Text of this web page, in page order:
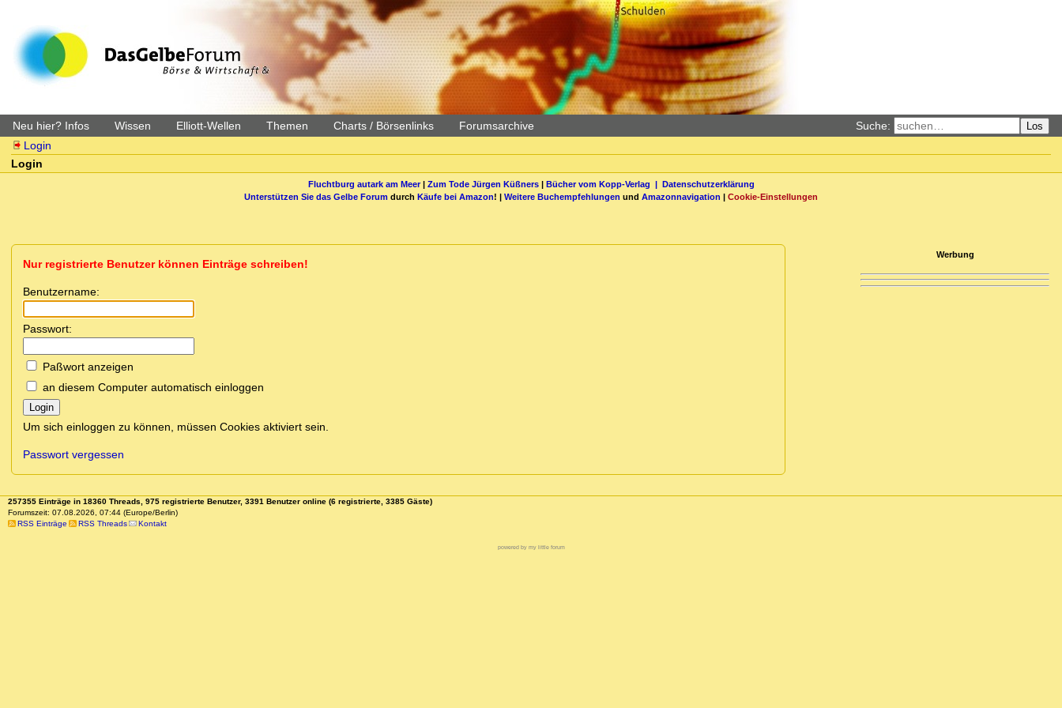
Neu hier? Infos Wissen Elliott-Wellen Themen Charts / Börsenlinks Forumsarchive Suche: Los
Login
Login
Fluchtburg autark am Meer| Zum Tode Jürgen Küßners| Bücher vom Kopp-Verlag | Datenschutzerklärung
Unterstützen Sie das Gelbe Forum durch Käufe bei Amazon! | Weitere Buchempfehlungen und Amazonnavigation | Cookie-Einstellungen
Nur registrierte Benutzer können Einträge schreiben!
Benutzername:
Passwort:
Paßwort anzeigen
an diesem Computer automatisch einloggen
Login
Um sich einloggen zu können, müssen Cookies aktiviert sein.
Passwort vergessen
Werbung
257355 Einträge in 18360 Threads, 975 registrierte Benutzer, 3391 Benutzer online (6 registrierte, 3385 Gäste)
Forumszeit: 07.08.2026, 07:44 (Europe/Berlin)
RSS Einträge
RSS Threads Kontakt
powered by my little forum